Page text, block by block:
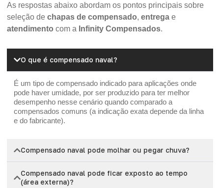
As respostas abaixo abordam os pontos principais sobre
seleção de chapas de compensado, entrega e
atendimento com a Infinity Compensados.
O que é compensado naval?
É um tipo de compensado indicado para aplicações onde
pode haver umidade, por ser produzido para ter melhor
desempenho nesse cenário quando comparado a
compensados comuns (a indicação exata depende da linha
e do fabricante).
Compensado naval pode molhar ou pegar chuva?
Compensado naval pode ficar exposto ao tempo
(área externa)?